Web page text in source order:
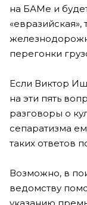
на БАМе и
«евразийская»,
перегонки
Если Виктор
на эти пять
разговоры о
сепаратизма
таких ответов
Возможно, в
ведомству